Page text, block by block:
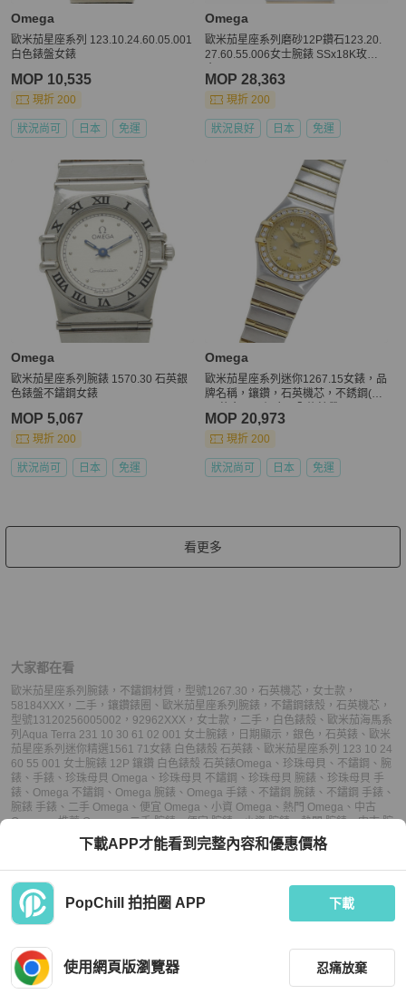
Omega
歐米茄星座系列 123.10.24.60.05.001
白色錶盤女錶
MOP 10,535
現折 200
狀況尚可 日本 免運
Omega
歐米茄星座系列磨砂12P鑽石123.20.
27.60.55.006女士腕錶 SSx18K玫瑰
MOP 28,363
現折 200
狀況良好 日本 免運
Omega
歐米茄星座系列腕錶 1570.30 石英銀
色錶盤不鏽鋼女錶
MOP 5,067
現折 200
狀況尚可 日本 免運
Omega
歐米茄星座系列迷你1267.15女錶，品
牌名稱，鑲鑽，石英機芯，不銹鋼(S
MOP 20,973
現折 200
狀況尚可 日本 免運
看更多
大家都在看
歐米茄星座系列腕錶，不鏽鋼材質，型號1267.30，石英機芯，女士款，
58184XXX，二手，鑲鑽錶圈 、 歐米茄星座系列腕錶，不鏽鋼錶殼，石英機芯，
型號13120256005002，92962XXX，女士款，二手，白色錶殼 、 歐米茄海馬系
列Aqua Terra 231 10 30 61 02 001 女士腕錶，日期顯示，銀色，石英錶 、 歐米
茄星座系列迷你精選1561 71女錶 白色錶殼 石英錶 、 歐米茄星座系列 123 10 24
60 55 001 女士腕錶 12P 鑲鑽 白色錶殼 石英錶Omega 、 珍珠母貝 、 不鏽鋼 、 腕
錶 、 手錶 、 珍珠母貝 Omega 、 珍珠母貝 不鏽鋼 、 珍珠母貝 腕錶 、 珍珠母貝 手
錶 、 Omega 不鏽鋼 、 Omega 腕錶 、 Omega 手錶 、 不鏽鋼 腕錶 、 不鏽鋼 手錶 、
腕錶 手錶 、 二手 Omega 、 便宜 Omega 、 小資 Omega 、 熱門 Omega 、 中古
Omega、推薦 Omega、二手 腕錶、便宜 腕錶、小資 腕錶、熱門 腕錶、中古 腕
、二手 手錶、 便宜 手錶、小資 手錶、熱門 手錶、中古 手錶
下載APP才能看到完整內容和優惠價格
PopChill 拍拍圈 APP 下載
使用網頁版瀏覽器 忍痛放棄